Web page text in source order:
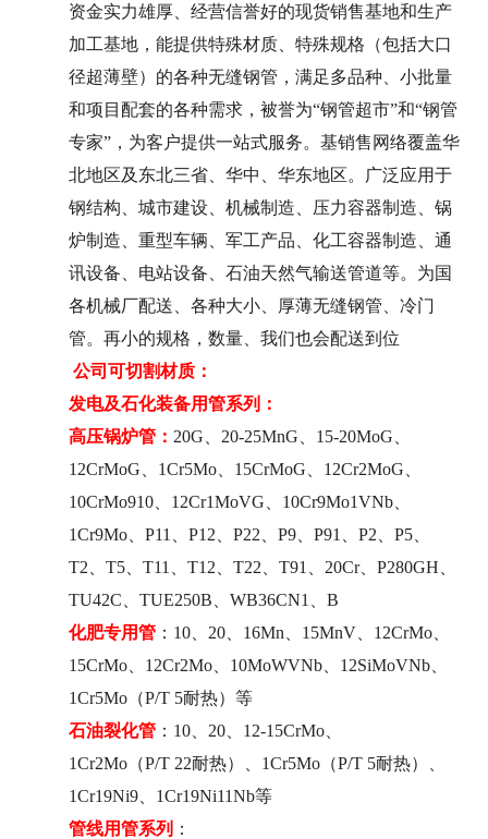
资金实力雄厚、经营信誉好的现货销售基地和生产
加工基地，能提供特殊材质、特殊规格（包括大口
径超薄壁）的各种无缝钢管，满足多品种、小批量
和项目配套的各种需求，被誉为“钢管超市”和“钢管
专家”，为客户提供一站式服务。基销售网络覆盖华
北地区及东北三省、华中、华东地区。广泛应用于
钢结构、城市建设、机械制造、压力容器制造、锅
炉制造、重型车辆、军工产品、化工容器制造、通
讯设备、电站设备、石油天然气输送管道等。为国
各机械厂配送、各种大小、厚薄无缝钢管、冷门
管。再小的规格，数量、我们也会配送到位
公司可切割材质：
发电及石化装备用管系列：
高压锅炉管： 20G、20-25MnG、15-20MoG、
12CrMoG、1Cr5Mo、15CrMoG、12Cr2MoG、
10CrMo910、12Cr1MoVG、10Cr9Mo1VNb、
1Cr9Mo、P11、P12、P22、P9、P91、P2、P5、
T2、T5、T11、T12、T22、T91、20Cr、P280GH、
TU42C、TUE250B、WB36CN1、B
化肥专用管 ：10、20、16Mn、15MnV、12CrMo、
15CrMo、12Cr2Mo、10MoWVNb、12SiMoVNb、
1Cr5Mo （P/T 5耐热）等
石油裂化管 ：10、20、12-15CrMo、
1Cr2Mo（P/T 22耐热）、1Cr5Mo（P/T 5耐热）、
1Cr19Ni9、1Cr19Ni11Nb等
管线用管系列 ：